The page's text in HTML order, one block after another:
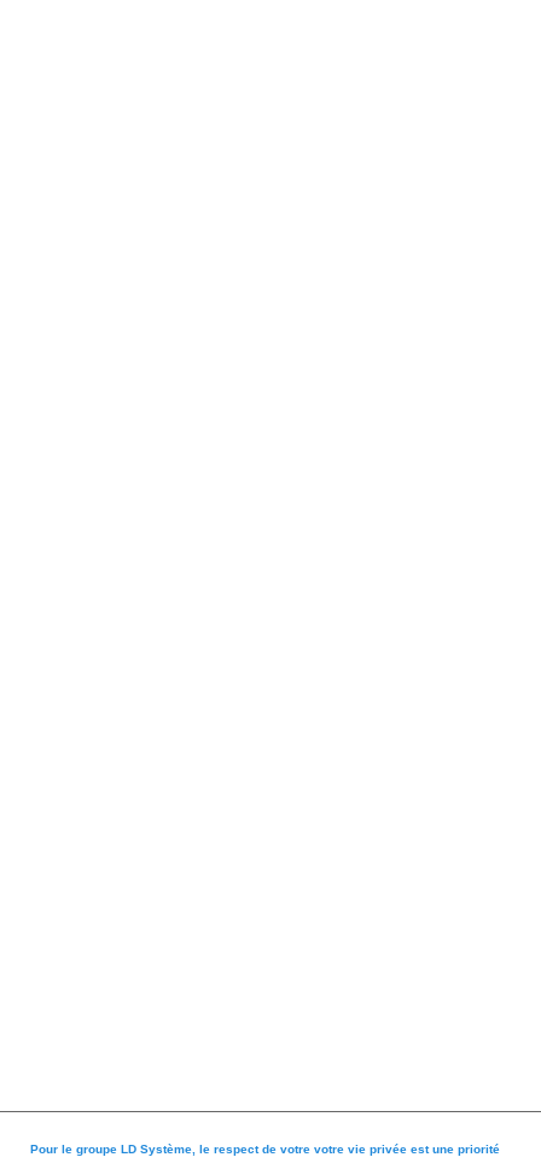
Pour le groupe LD Système, le respect de votre votre vie privée est une priorité